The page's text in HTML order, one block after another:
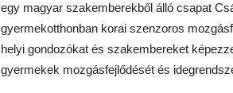
egy magyar szakemberekből álló csapat
gyermekotthonban korai szenzoros
helyi gondozókat és szakembereket
gyermekek mozgásfejlődését és